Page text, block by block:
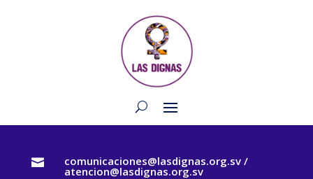
 comunicaciones@lasdignas.org.sv /
atencion@lasdignas.org.sv